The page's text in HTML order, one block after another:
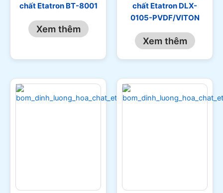
chất Etatron BT-8001
Xem thêm
chất Etatron DLX-
0105-PVDF/VITON
Xem thêm